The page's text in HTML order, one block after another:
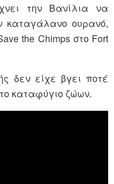
την Βανίλια να
ουρανό,
the Chimps στο Fort
δεν είχε βγει ποτέ
καταφύγιο ζώων.